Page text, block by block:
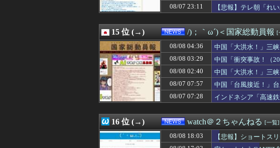
08/08 13:00
【文科省】女性研究者支援に補助
08/08 13:00
財源なき減税、揺らぐ信認 積極
08/08 12:59
馬鹿客「置き配してこのシートか
08/07 23:11
【悲報】テレ朝「れ
15 位 (→) /)；｀ω´)＜国家総動員報 [
08/08 04:36
中国「大洪水！」三
「緊急放流に合わせ
08/08 03:29
中国「衝突事故！（
蔽」日本「隠蔽され
08/08 02:40
中国「大洪水！」三
と15号「中国本土で
08/07 07:57
中国「台風接近！」
急放流（決壊危機」
08/07 07:28
インドネシア「高速
16 位 (→) watch＠２ちゃんねる [一覧]
08/08 18:03
【悲報】ショートス